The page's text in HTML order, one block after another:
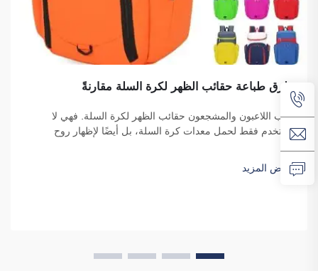
طرق طباعة حقائب الظهر لكرة السلة مقارنةً
يحب اللاعبون والمشجعون حقائب الظهر لكرة السلة. فهي لا
تُستخدم فقط لحمل معدات كرة السلة، بل أيضًا لإظهار روح
ندرك الحاجة إلى حقيبة ظهر جذّابة ومتينة. النقاط الرئيسية...
عرض المزيد